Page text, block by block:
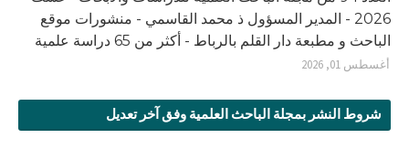
2026 - المدير المسؤول ذ محمد القاسمي - منشورات موقع
الباحث و مطبعة دار القلم بالرباط - أكثر من 65 دراسة علمية
أغسطس 01, 2026
شروط النشر بمجلة الباحث العلمية وفق آخر تعديل